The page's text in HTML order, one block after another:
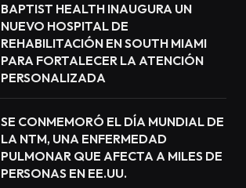
BAPTIST HEALTH INAUGURA UN
NUEVO HOSPITAL DE
REHABILITACIÓN EN SOUTH MIAMI
PARA FORTALECER LA ATENCIÓN
PERSONALIZADA
SE CONMEMORÓ EL DÍA MUNDIAL DE
LA NTM, UNA ENFERMEDAD
PULMONAR QUE AFECTA A MILES DE
PERSONAS EN EE.UU.